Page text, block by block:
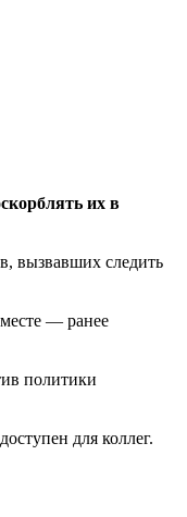
их в
вызвавших следить
— ранее
политики
для коллег.